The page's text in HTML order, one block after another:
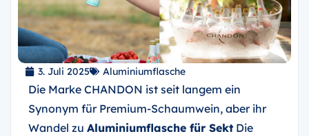
3. Juli 2025 Aluminiumflasche
Die Marke CHANDON ist seit langem ein
Synonym für Premium-Schaumwein, aber ihr
Wandel zu Aluminiumflasche für Sekt Die